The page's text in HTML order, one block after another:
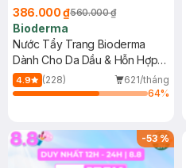
386.000 ₫560.000 ₫
Bioderma
Nước Tẩy Trang Bioderma
Dành Cho Da Dầu & Hỗn Hợp
500ml
4.9 (228)
621/tháng
64%
-53%